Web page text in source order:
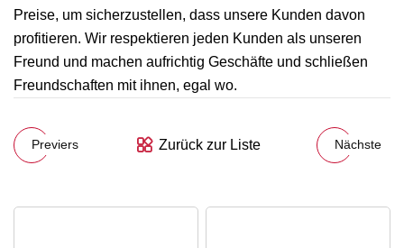
Preise, um sicherzustellen, dass unsere Kunden davon
profitieren. Wir respektieren jeden Kunden als unseren
Freund und machen aufrichtig Geschäfte und schließen
Freundschaften mit ihnen, egal wo.
Previers Zurück zur Liste Nächste